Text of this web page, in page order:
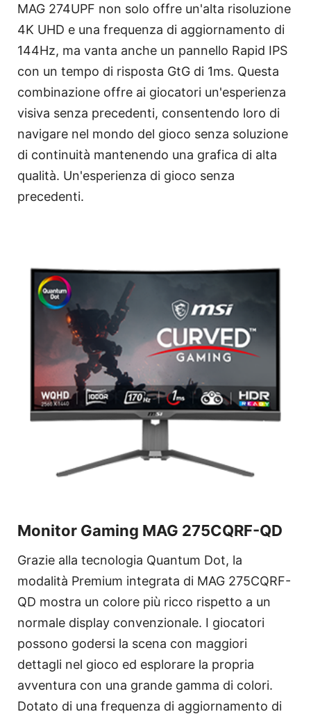
MAG 274UPF non solo offre un'alta risoluzione
4K UHD e una frequenza di aggiornamento di
144Hz, ma vanta anche un pannello Rapid IPS
con un tempo di risposta GtG di 1ms. Questa
combinazione offre ai giocatori un'esperienza
visiva senza precedenti, consentendo loro di
navigare nel mondo del gioco senza soluzione
di continuità mantenendo una grafica di alta
qualità. Un'esperienza di gioco senza
precedenti.
Monitor Gaming MAG 275CQRF-QD
Grazie alla tecnologia Quantum Dot, la
modalità Premium integrata di MAG 275CQRF-
QD mostra un colore più ricco rispetto a un
normale display convenzionale. I giocatori
possono godersi la scena con maggiori
dettagli nel gioco ed esplorare la propria
avventura con una grande gamma di colori.
Dotato di una frequenza di aggiornamento di